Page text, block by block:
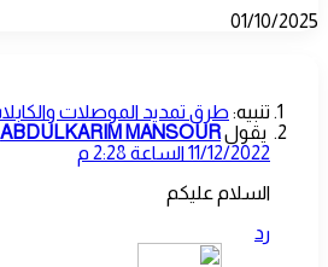
01/10/2025
تنبيه: طرق تمديد الموصلات
يقولABDULKARIM MANSOUR
11/12/2022 الساعة 2:28 م
السلام عليكم
رد